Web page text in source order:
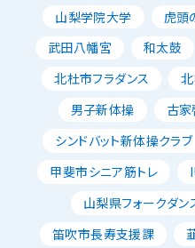
山梨学院大学
虎頭
武田八幡宮
和太鼓
北杜市フラダンス
男子新体操
古
シンドバット新体操クラブ
甲斐市シニア筋トレ
山梨県フォークダン
笛吹市長寿支援課